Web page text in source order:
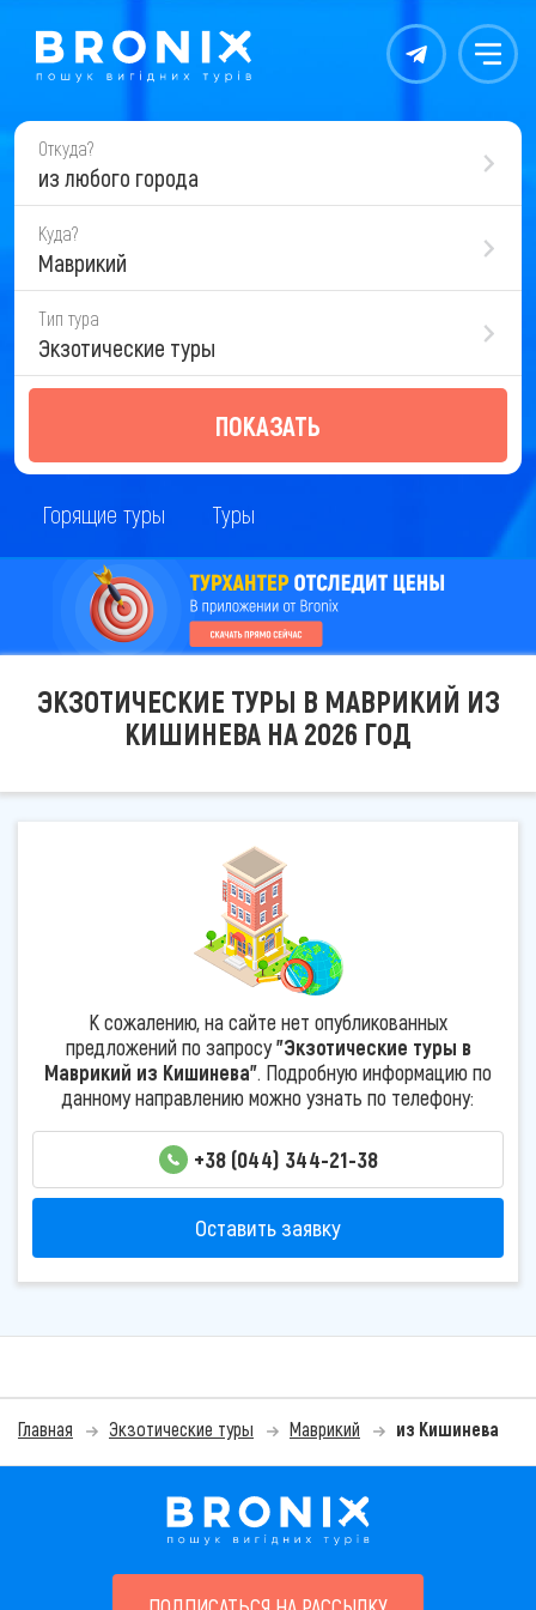
Контакты Меню
Откуда?
из любого города
Куда?
Маврикий
Тип тура
Экзотические туры
ПОКАЗАТЬ
Горящие туры Туры
ЭКЗОТИЧЕСКИЕ ТУРЫ В МАВРИКИЙ ИЗ
КИШИНЕВА НА 2026 ГОД
К сожалению, на сайте нет опубликованных
предложений по запросу"Экзотические туры в
Маврикий из Кишинева". Подробную информацию по
данному направлению можно узнать по телефону:
+38 (044) 344-21-38
Оставить заявку
Главная Экзотические туры Маврикий из Кишинева